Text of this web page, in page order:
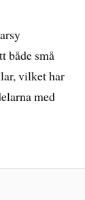
både små
vilket har
med